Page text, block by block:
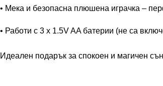
• Мека и безопасна плюшена играчка –
• Работи с 3 x 1.5V AA батерии (не са
Идеален подарък за спокоен и магичен